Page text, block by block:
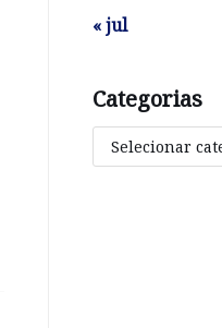
« jul
Categorias